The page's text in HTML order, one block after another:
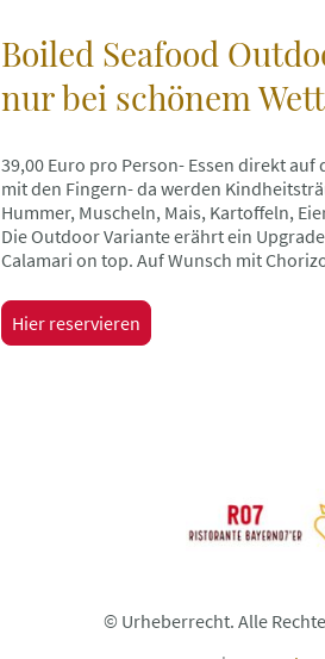
Boiled Seafood
nur bei schönem
39,00 Euro pro Person- Essen direkt auf
mit den Fingern- da werden
Hummer, Muscheln, Mais, Kartoffeln,
Die Outdoor Variante erährt ein
Calamari on top. Auf Wunsch mit
Hier reservieren
© Urheberrecht. Alle